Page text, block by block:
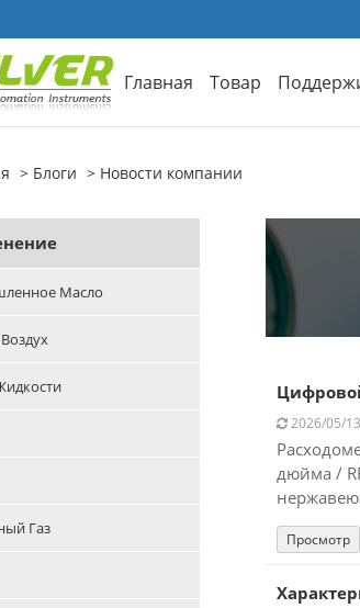
Главная Товар
Блоги Новости компании
Масло
Газ
2026/05/
дюйма /
Просмотр